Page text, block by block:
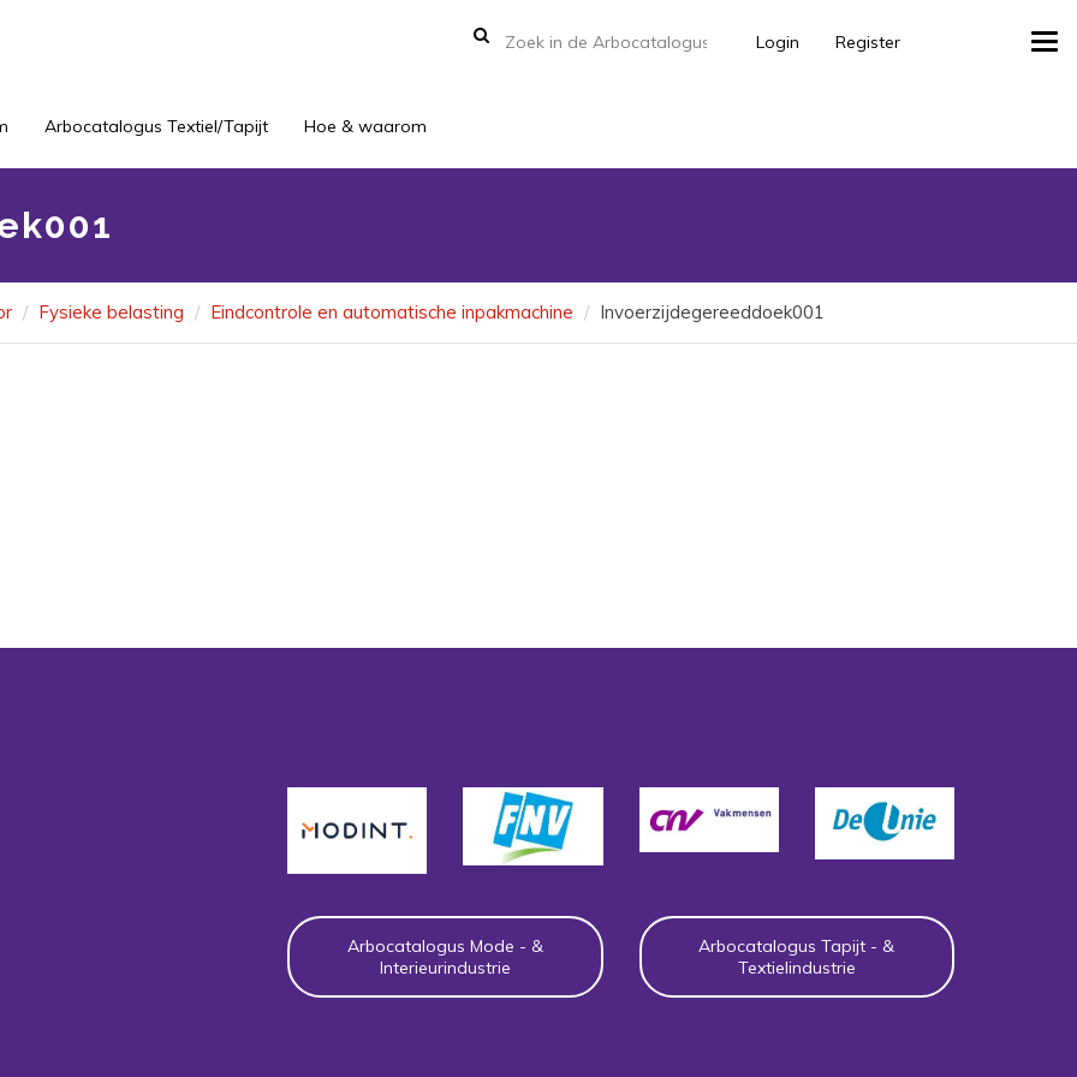
Login Register
Arbocatalogus Textiel/Tapijt Hoe & waarom
Fysieke belasting Eindcontrole en automatische inpakmachine Invoerzijdegereeddoek001
Arbocatalogus Mode - &
Interieurindustrie
Arbocatalogus Tapijt - &
Textielindustrie